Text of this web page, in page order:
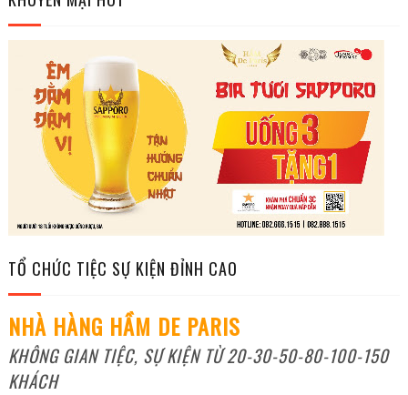
TỔ CHỨC TIỆC SỰ KIỆN ĐỈNH CAO
NHÀ HÀNG HẦM DE PARIS
KHÔNG GIAN TIỆC, SỰ KIỆN TỪ 20-30-50-80-100-150
KHÁCH